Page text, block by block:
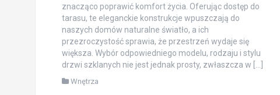
znacząco poprawić komfort życia. Oferując dostęp do
tarasu, te eleganckie konstrukcje wpuszczają do
naszych domów naturalne światło, a ich
przezroczystość sprawia, że przestrzeń wydaje się
większa. Wybór odpowiedniego modelu, rodzaju i stylu
drzwi szklanych nie jest jednak prosty, zwłaszcza w […]
Wnętrza